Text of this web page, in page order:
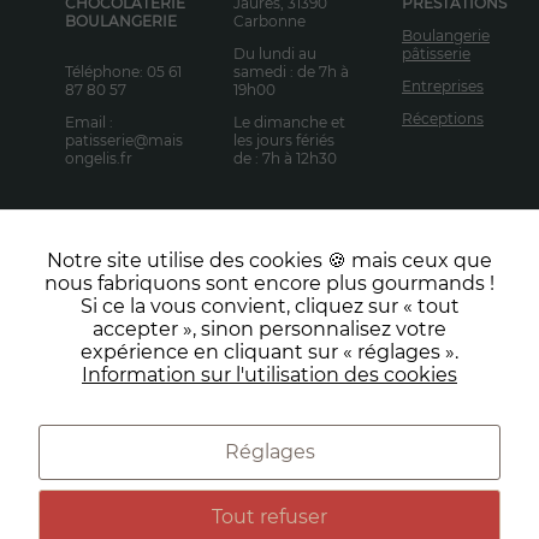
BOULANGERIE
Téléphone: 05 61
87 80 57
Email :
patisserie@mais
ongelis.fr
Carbonne
Du lundi au
samedi : de 7h à
19h00
Le dimanche et
les jours fériés
de : 7h à 12h30
Boulangerie
pâtisserie
Entreprises
Réceptions
NOUS
CONTACTE
Facebook Instagram
LinkedIn TikTok
Préférences de cookies Conditions générales de vente
Politique de données personnelles
Notre site utilise des cookies 🍪 mais ceux que
nous fabriquons sont encore plus gourmands !
Si ce la vous convient, cliquez sur « tout
accepter », sinon personnalisez votre
expérience en cliquant sur « réglages ».
Information sur l'utilisation des cookies
Réglages
Tout refuser
usages.
Experience
Pour vous
fournir la
meilleure
possible
visite. Si vous
refusez ces
cookies,
certaines
fonctionnalités
pourraient ne
Marketing